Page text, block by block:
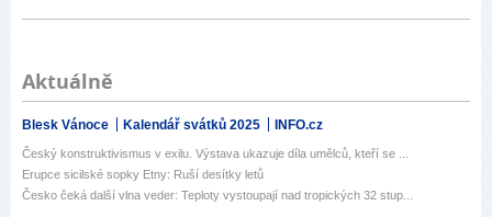
Aktuálně
Blesk Vánoce Kalendář svátků 2025 INFO.cz
Český konstruktivismus v exilu. Výstava ukazuje díla umělců, kteří se ...
Erupce sicilské sopky Etny: Ruší desítky letů
Česko čeká další vlna veder: Teploty vystoupají nad tropických 32 stup...